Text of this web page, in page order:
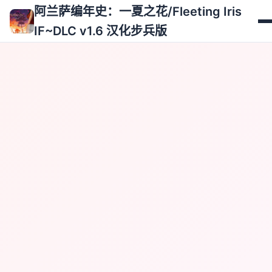
阿兰萨编年史：一夏之花/Fleeting Iris
IF~DLC v1.6 汉化步兵版